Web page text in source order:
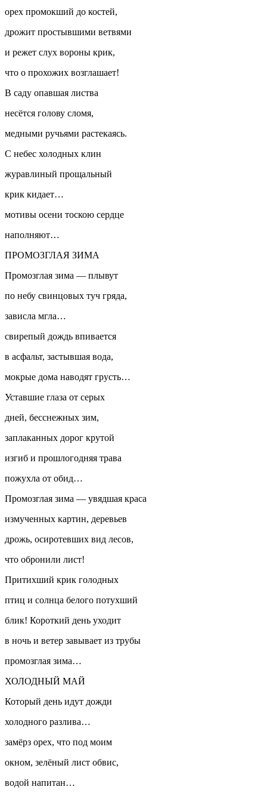
орех промокший до костей,
дрожит простывшими ветвями
и режет слух вороны крик,
что о прохожих возглашает!
В саду опавшая листва
несётся голову сломя,
медными ручьями растекаясь.
С небес холодных клин
журавлиный прощальный
крик кидает…
мотивы осени тоскою сердце
наполняют…
ПРОМОЗГЛАЯ ЗИМА
Промозглая зима — плывут
по небу свинцовых туч гряда,
зависла мгла…
свирепый дождь впивается
в асфальт, застывшая вода,
мокрые дома наводят грусть…
Уставшие глаза от серых
дней, бесснежных зим,
заплаканных дорог крутой
изгиб и прошлогодняя трава
пожухла от обид…
Промозглая зима — увядшая краса
измученных картин, деревьев
дрожь, осиротевших вид лесов,
что обронили лист!
Притихший крик голодных
птиц и солнца белого потухший
блик! Короткий день уходит
в ночь и ветер завывает из трубы
промозглая зима…
ХОЛОДНЫЙ МАЙ
Который день идут дожди
холодного разлива…
замёрз орех, что под моим
окном, зелёный лист обвис,
водой напитан…